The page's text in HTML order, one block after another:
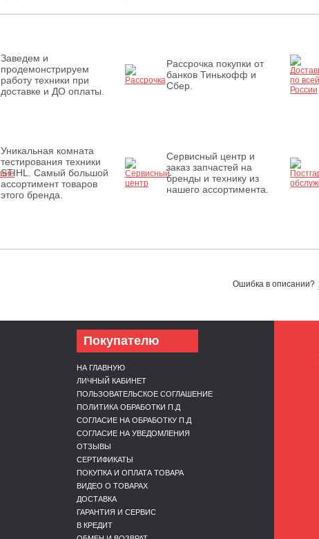
Заведем и
продемонстрируем
работу техники при
доставке и ДО оплаты.
Рассрочка покупки от
банков Тинькофф и
Сбер.
Уникальная комната
тестирования техники
STIHL. Самый большой
ассортимент товаров
этого бренда.
Сервисный центр и
заказ запчастей на
бренды и технику из
нашего ассортимента.
Ошибка в описании?
Покупателю
НА ГЛАВНУЮ
ЛИЧНЫЙ КАБИНЕТ
ПОЛЬЗОВАТЕЛЬСКОЕ СОГЛАШЕНИЕ
ПОЛИТИКА ОБРАБОТКИ П.Д
СОГЛАСИЕ НА ОБРАБОТКУ П.Д
СОГЛАСИЕ НА УВЕДОМЛЕНИЯ
ОТЗЫВЫ
СЕРТИФИКАТЫ
ПОКУПКА И ОПЛАТА ТОВАРА
ВИДЕО О ТОВАРАХ
ДОСТАВКА
ГАРАНТИЯ И СЕРВИС
В КРЕДИТ